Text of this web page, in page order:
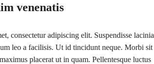
venenatis
consectetur adipiscing elit. Suspendisse lacinia
leo a facilisis. Ut id tincidunt neque. Morbi sit
placerat ut in quam. Pellentesque luctus